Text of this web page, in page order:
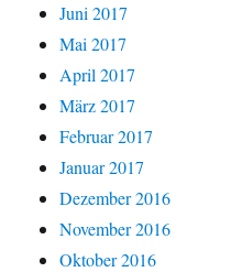
Juni 2017
Mai 2017
April 2017
März 2017
Februar 2017
Januar 2017
Dezember 2016
November 2016
Oktober 2016